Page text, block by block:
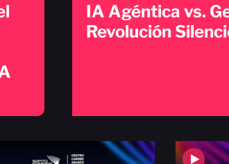
IA Agéntica vs.
Revolución